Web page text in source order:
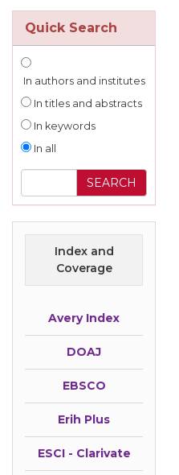
Quick Search
In authors and institutes
In titles and abstracts
In keywords
In all
Index and
Coverage
Avery Index
DOAJ
EBSCO
Erih Plus
ESCI - Clarivate